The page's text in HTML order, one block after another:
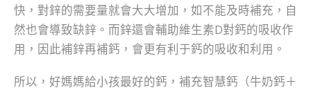
快，對鋅的需要量就會大大增加，如不能及時補充，自
然也會導致缺鋅。而鋅還會輔助維生素D對鈣的吸收作
用，因此補鋅再補鈣，會更有利于鈣的吸收和利用。
所以，好媽媽給小孩最好的鈣，補充智慧鈣（牛奶鈣＋